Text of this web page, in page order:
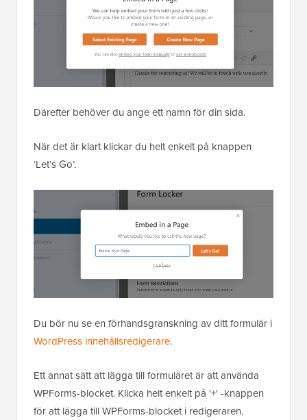
Därefter behöver du ange ett namn för din sida.
När det är klart klickar du helt enkelt på knappen
‘Let’s Go’.
Du bör nu se en förhandsgranskning av ditt formulär i
WordPress innehållsredigerare.
Ett annat sätt att lägga till formuläret är att använda
WPForms-blocket. Klicka helt enkelt på '+' -knappen
för att lägga till WPForms-blocket i redigeraren.